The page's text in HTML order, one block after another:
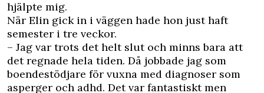
hjälpte mig.
När Elin gick in i väggen hade hon just haft
semester i tre veckor.
– Jag var trots det helt slut och minns bara att
det regnade hela tiden. Då jobbade jag som
boendestödjare för vuxna med diagnoser som
asperger och adhd. Det var fantastiskt men